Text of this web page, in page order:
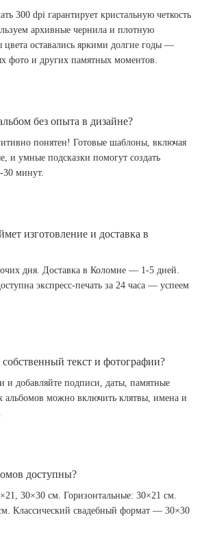
300 dpi гарантирует кристальную четкость
архивные чернила и плотную
цвета оставались яркими долгие годы —
фото и других памятных моментов.
без опыта в дизайне?
понятен! Готовые шаблоны, включая
и умные подсказки помогут создать
30 минут.
изготовление и доставка в
дня. Доставка в Коломне — 1-5 дней.
экспресс-печать за 24 часа — успеем
текст и фотографии?
и добавляйте подписи, даты, памятные
альбомов можно включить клятвы, имена и
доступны?
30×30 см. Горизонтальные: 30×21 см.
Классический свадебный формат — 30×30